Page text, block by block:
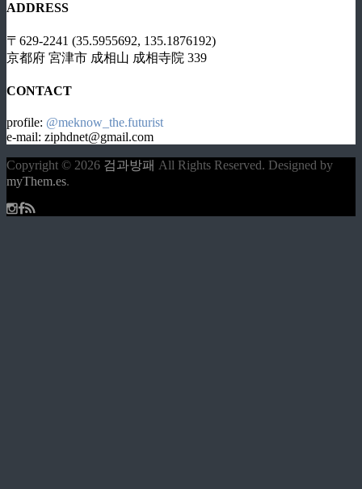
ADDRESS
〒629-2241 (35.5955692, 135.1876192)
京都府 宮津市 成相山 成相寺院 339
CONTACT
profile: @meknow_the.futurist
e-mail: ziphdnet@gmail.com
Copyright © 2026 검과방패 All Rights Reserved. Designed by
myThem.es.